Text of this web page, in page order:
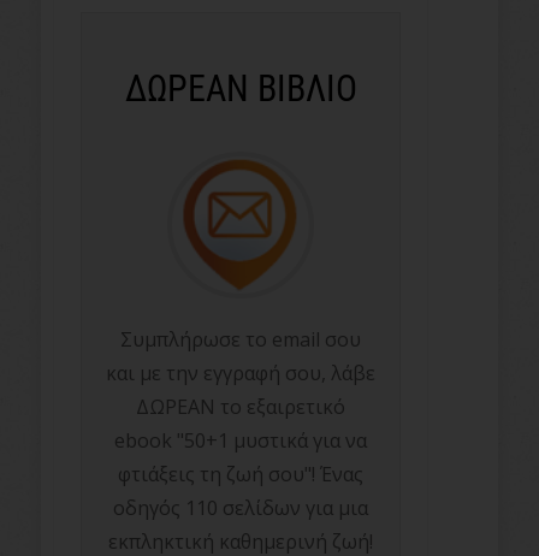
ΔΩΡΕΑΝ ΒΙΒΛΙΟ
Συμπλήρωσε το email σου
και με την εγγραφή σου, λάβε
ΔΩΡΕΑΝ το εξαιρετικό
ebook "50+1 μυστικά για να
φτιάξεις τη ζωή σου"! Ένας
οδηγός 110 σελίδων για μια
εκπληκτική καθημερινή ζωή!